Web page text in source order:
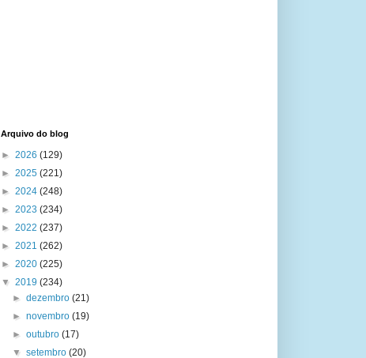
Arquivo do blog
► 2026 (129)
► 2025 (221)
► 2024 (248)
► 2023 (234)
► 2022 (237)
► 2021 (262)
► 2020 (225)
▼ 2019 (234)
►dezembro(21)
►novembro(19)
►outubro(17)
▼setembro(20)